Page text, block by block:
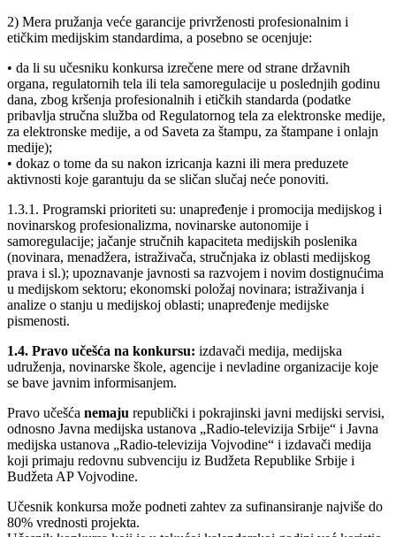
2) Mera pružanja veće garancije privrženosti profesionalnim i
etičkim medijskim standardima, a posebno se ocenjuje:
• da li su učesniku konkursa izrečene mere od strane državnih
organa, regulatornih tela ili tela samoregulacije u poslednjih godinu
dana, zbog kršenja profesionalnih i etičkih standarda (podatke
pribavlja stručna služba od Regulatornog tela za elektronske medije,
za elektronske medije, a od Saveta za štampu, za štampane i onlajn
medije);
• dokaz o tome da su nakon izricanja kazni ili mera preduzete
aktivnosti koje garantuju da se sličan slučaj neće ponoviti.
1.3.1. Programski prioriteti su: unapređenje i promocija medijskog i
novinarskog profesionalizma, novinarske autonomije i
samoregulacije; jačanje stručnih kapaciteta medijskih poslenika
(novinara, menadžera, istraživača, stručnjaka iz oblasti medijskog
prava i sl.); upoznavanje javnosti sa razvojem i novim dostignućima
u medijskom sektoru; ekonomski položaj novinara; istraživanja i
analize o stanju u medijskoj oblasti; unapređenje medijske
pismenosti.
1.4. Pravo učešća na konkursu: izdavači medija, medijska
udruženja, novinarske škole, agencije i nevladine organizacije koje
se bave javnim informisanjem.
Pravo učešća nemaju republički i pokrajinski javni medijski servisi,
odnosno Javna medijska ustanova „Radio-televizija Srbije“ i Javna
medijska ustanova „Radio-televizija Vojvodine“ i izdavači medija
koji primaju redovnu subvenciju iz Budžeta Republike Srbije i
Budžeta AP Vojvodine.
Učesnik konkursa može podneti zahtev za sufinansiranje najviše do
80% vrednosti projekta.